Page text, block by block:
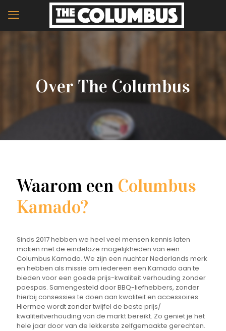
Over The Columbus
Waarom een Columbus
Kamado?
Sinds 2017 hebben we heel veel mensen kennis laten
maken met de eindeloze mogelijkheden van een
Columbus Kamado. We zijn een nuchter Nederlands merk
en hebben als missie om iedereen een Kamado aan te
bieden voor een goede prijs-kwaliteit verhouding zonder
poespas. Samengesteld door BBQ-liefhebbers, zonder
hierbij consessies te doen aan kwaliteit en accessoires.
Hiermee wordt zonder twijfel de beste prijs/
kwaliteitverhouding van de markt bereikt. Zo geniet je het
hele jaar door van de lekkerste zelfgemaakte gerechten.